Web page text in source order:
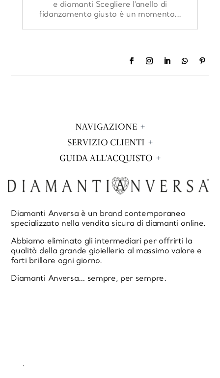
e diamanti Scegliere l’anello di
fidanzamento giusto è un momento...
NAVIGAZIONE
SERVIZIO CLIENTI
GUIDA ALL'ACQUISTO
Diamanti Anversa è un brand contemporaneo
specializzato nella vendita sicura di diamanti online.
Abbiamo eliminato gli intermediari per offrirti la
qualità della grande gioielleria al massimo valore e
farti brillare ogni giorno.
Diamanti Anversa… sempre, per sempre.
.